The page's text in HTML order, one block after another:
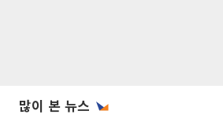
많이 본 뉴스